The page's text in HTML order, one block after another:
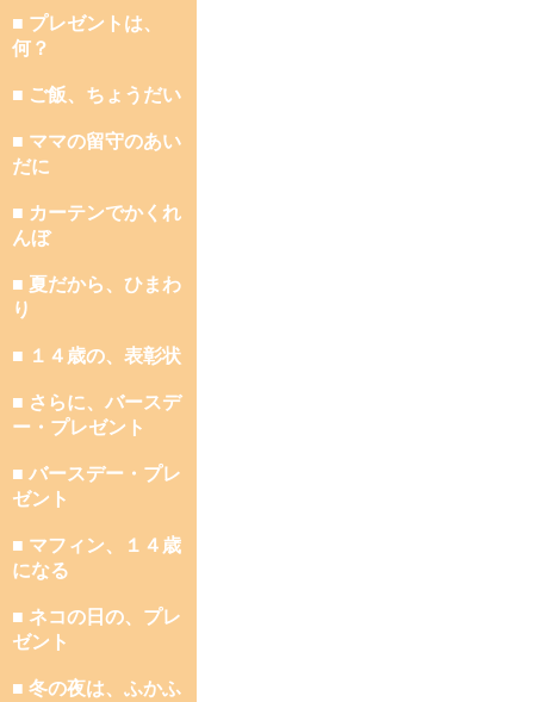
■ プレゼントは、
何？
■ ご飯、ちょうだい
■ ママの留守のあい
だに
■ カーテンでかくれ
んぼ
■ 夏だから、ひまわ
り
■ １４歳の、表彰状
■ さらに、バースデ
ー・プレゼント
■ バースデー・プレ
ゼント
■ マフィン、１４歳
になる
■ ネコの日の、プレ
ゼント
■ 冬の夜は、ふかふ